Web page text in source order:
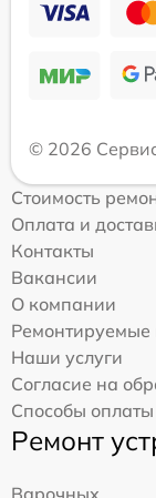
© 2026
Стоимость
Оплата и
Контакты
Вакансии
О компании
Ремонтируемые
Наши услуги
Согласие на
Способы оплаты
Ремонт
Варочных